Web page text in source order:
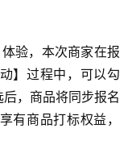
验，本次商家在报
】过程中，可以勾
后，商品将同步报名
有商品打标权益，